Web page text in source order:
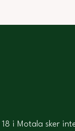
18 i Motala sker